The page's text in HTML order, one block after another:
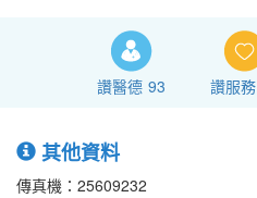
讚醫德 93 讚服務
其他資料
傳真機：25609232